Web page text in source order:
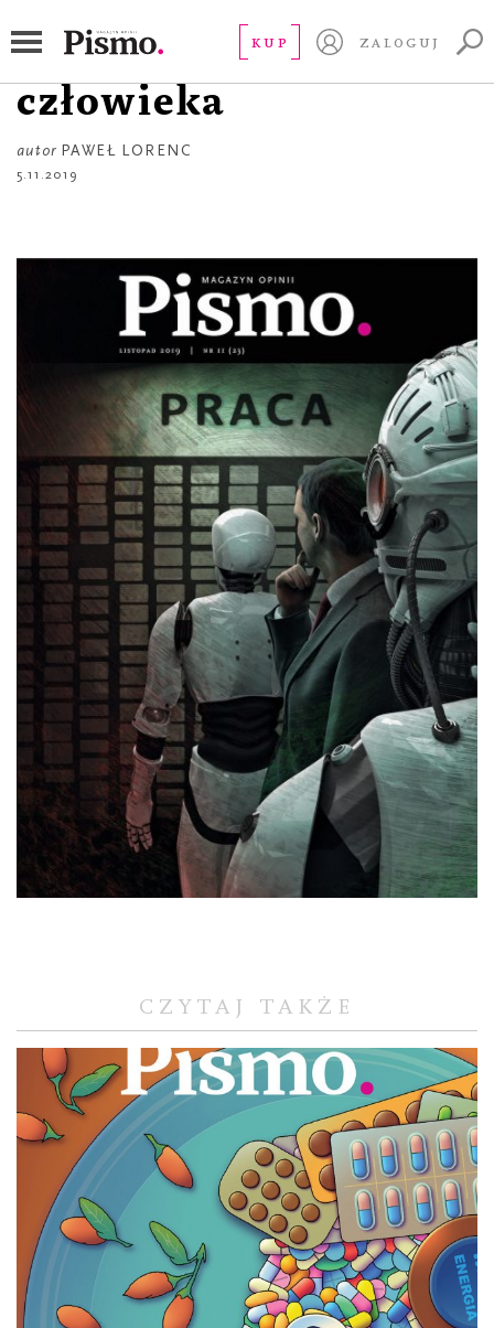
KUP ZALOGUJ
Praca szuka
człowieka
autor PAWEŁ LORENC
5.11.2019
CZYTAJ TAKŻE